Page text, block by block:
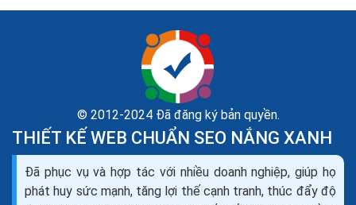
Dịch vụ seo là gì? Tìm hiểu về dịch vụ seo web và
các công ty seo
Theo như Wikipedia, SEO là tối ưu hóa công cụ tìm
© 2012-2024 Đã đăng ký bản quyền.
THIẾT KẾ WEB CHUẨN SEO NẮNG XANH
Đã phục vụ và hợp tác với nhiều doanh nghiệp, giúp họ
phát huy sức mạnh, tăng lợi thế cạnh tranh, thúc đẩy độ